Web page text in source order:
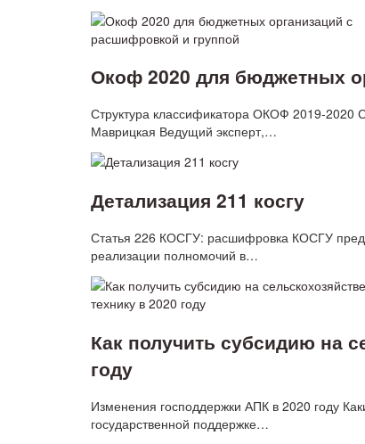
Окоф 2020 для бюджетных
Структура классификатора ОКОФ 2019‑2020
Маврицкая Ведущий эксперт,…
Детализация 211 косгу
Статья 226 КОСГУ: расшифровка КОСГУ
реализации полномочий в…
Как получить субсидию на
году
Изменения господдержки АПК в 2020 году
государственной поддержке…